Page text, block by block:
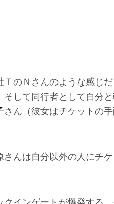
ＴのＮさんのような感じ
して同行者として自分と
さん（彼女はチケットの
んは自分以外の人にチケ